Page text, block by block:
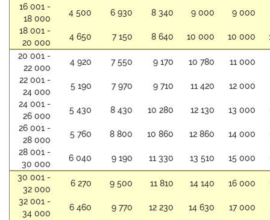
16 001 -
18 000
4 500 6 930 8 340 9 000
9 000
18 001 -
20 000
4 650 7 150 8 640 10 000 10 000
20 001 -
22 000
4 920 7 550 9 170 10 780
11 000
22 001 -
24 000
5 190 7 970 9 710 11 420
12 000
24 001 -
26 000
5 430 8 430 10 280 12 130 13 000
26 001 -
28 000
5 760 8 800 10 860 12 860 14 000
28 001 -
30 000
6 040 9 190 11 330 13 510 15 000
30 001 -
32 000
6 270 9 500 11 810 14 140 16 000
32 001 -
34 000
6 460 9 770 12 230 14 630
17 000